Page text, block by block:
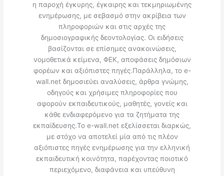
η παροχή έγκυρης, έγκαιρης και τεκμηριωμένης
ενημέρωσης, με σεβασμό στην ακρίβεια των
πληροφοριών και στις αρχές της
δημοσιογραφικής δεοντολογίας. Οι ειδήσεις
βασίζονται σε επίσημες ανακοινώσεις,
νομοθετικά κείμενα, ΦΕΚ, αποφάσεις δημόσιων
φορέων και αξιόπιστες πηγές.Παράλληλα, το e-
wall.net δημοσιεύει αναλύσεις, άρθρα γνώμης,
οδηγούς και χρήσιμες πληροφορίες που
αφορούν εκπαιδευτικούς, μαθητές, γονείς και
κάθε ενδιαφερόμενο για τα ζητήματα της
εκπαίδευσης.Το e-wall.net εξελίσσεται διαρκώς,
με στόχο να αποτελεί μία από τις πλέον
αξιόπιστες πηγές ενημέρωσης για την ελληνική
εκπαιδευτική κοινότητα, παρέχοντας ποιοτικό
περιεχόμενο, διαφάνεια και υπεύθυνη